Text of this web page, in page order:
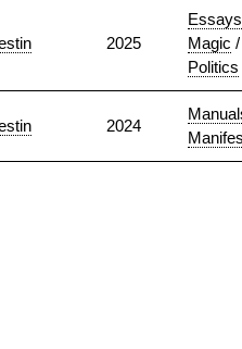
2025
Essays
Magic /
Politics
2024